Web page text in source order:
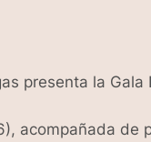
presenta la Gala
acompañada